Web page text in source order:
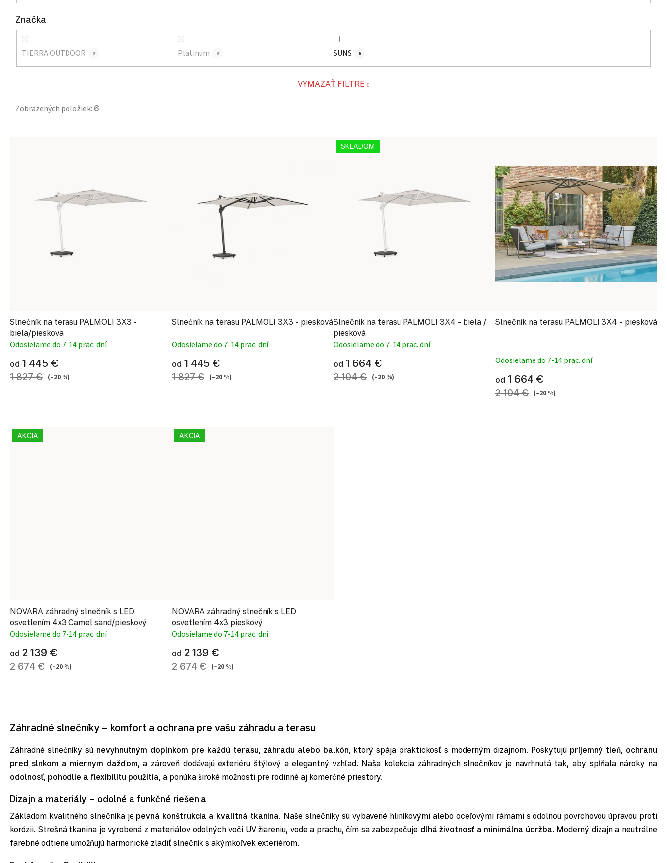
Značka
TIERRA OUTDOOR 0 Platinum 0 SUNS 6
VYMAZAŤ FILTRE
Zobrazených položiek: 6
Slnečník na terasu PALMOLI 3X3 -
biela/pieskova
Odosielame do 7-14 prac. dní
od 1 445 €
1 827 € (–20 %)
Slnečník na terasu PALMOLI 3X3 - piesková
Odosielame do 7-14 prac. dní
od 1 445 €
1 827 € (–20 %)
SKLADOM
Slnečník na terasu PALMOLI 3X4 - biela /
piesková
Odosielame do 7-14 prac. dní
od 1 664 €
2 104 € (–20 %)
Slnečník na terasu PALMOLI 3X4 - piesková
Odosielame do 7-14 prac. dní
od 1 664 €
2 104 € (–20 %)
AKCIA
NOVARA záhradný slnečník s LED
osvetlením 4x3 Camel sand/pieskový
Odosielame do 7-14 prac. dní
od 2 139 €
2 674 € (–20 %)
AKCIA
NOVARA záhradný slnečník s LED
osvetlením 4x3 pieskový
Odosielame do 7-14 prac. dní
od 2 139 €
2 674 € (–20 %)
Záhradné slnečníky – komfort a ochrana pre vašu záhradu a terasu
Záhradné slnečníky sú nevyhnutným doplnkom pre každú terasu, záhradu alebo balkón, ktorý spája praktickosť s moderným dizajnom. Poskytujú príjemný tieň, ochranu
pred slnkom a miernym dažďom, a zároveň dodávajú exteriéru štýlový a elegantný vzhľad. Naša kolekcia záhradných slnečníkov je navrhnutá tak, aby spĺňala nároky na
odolnosť, pohodlie a flexibilitu použitia, a ponúka široké možnosti pre rodinné aj komerčné priestory.
Dizajn a materiály – odolné a funkčné riešenia
Základom kvalitného slnečníka je pevná konštrukcia a kvalitná tkanina. Naše slnečníky sú vybavené hliníkovými alebo oceľovými rámami s odolnou povrchovou úpravou proti
korózii. Strešná tkanina je vyrobená z materiálov odolných voči UV žiareniu, vode a prachu, čím sa zabezpečuje dlhá životnosť a minimálna údržba. Moderný dizajn a neutrálne
farebné odtiene umožňujú harmonické zladiť slnečník s akýmkoľvek exteriérom.